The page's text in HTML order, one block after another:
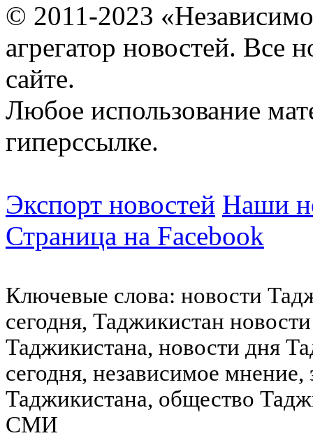
© 2011-2023
агрегатор новостей. Все
сайте.
Любое использование
гиперссылке.
Экспорт новостей Наши
Страница на Facebook
Ключевые слова: новости
сегодня, Таджикистан
Таджикистана, новости дня
сегодня, независимое
Таджикистана, общество
СМИ